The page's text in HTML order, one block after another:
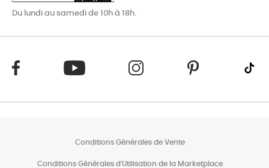
Du lundi au samedi de 10h à 18h.
Conditions Générales de Vente
Conditions Générales d'Utilisation de la Marketplace